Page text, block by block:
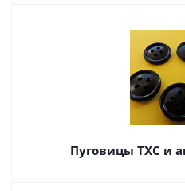
Пуговицы ТХС и